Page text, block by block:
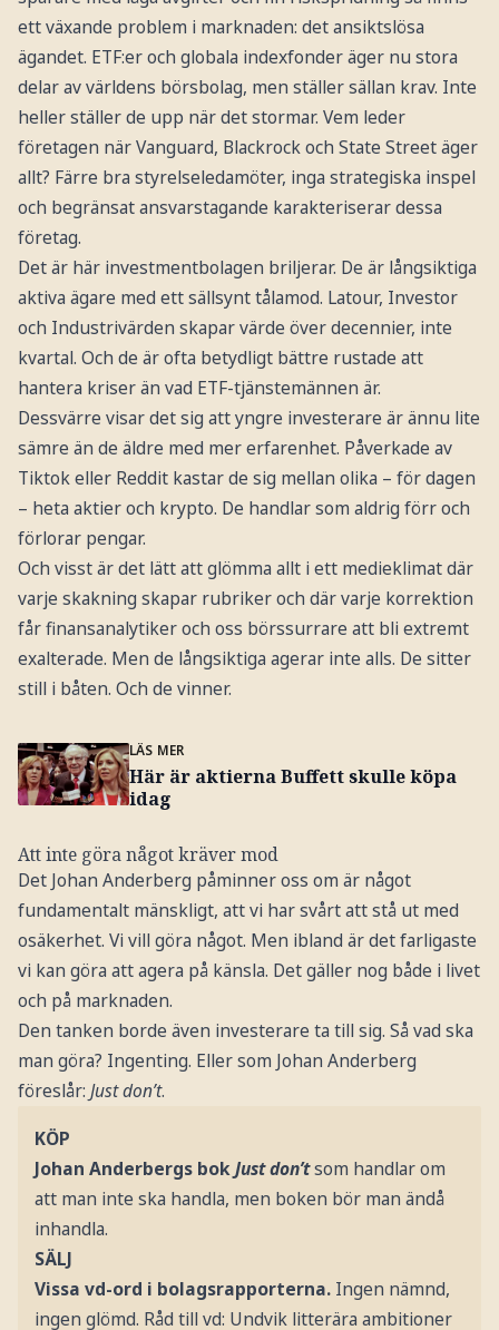
ett växande problem i marknaden: det ansiktslösa
ägandet. ETF:er och globala indexfonder äger nu stora
delar av världens börsbolag, men ställer sällan krav. Inte
heller ställer de upp när det stormar. Vem leder
företagen när Vanguard, Blackrock och State Street äger
allt? Färre bra styrelseledamöter, inga strategiska inspel
och begränsat ansvarstagande karakteriserar dessa
företag.
Det är här investmentbolagen briljerar. De är långsiktiga
aktiva ägare med ett sällsynt tålamod. Latour, Investor
och Industrivärden skapar värde över decennier, inte
kvartal. Och de är ofta betydligt bättre rustade att
hantera kriser än vad ETF-tjänstemännen är.
Dessvärre visar det sig att yngre investerare är ännu lite
sämre än de äldre med mer erfarenhet. Påverkade av
Tiktok eller Reddit kastar de sig mellan olika – för dagen
– heta aktier och krypto. De handlar som aldrig förr och
förlorar pengar.
Och visst är det lätt att glömma allt i ett medieklimat där
varje skakning skapar rubriker och där varje korrektion
får finansanalytiker och oss börssurrare att bli extremt
exalterade. Men de långsiktiga agerar inte alls. De sitter
still i båten. Och de vinner.
LÄS MER
Här är aktierna Buffett skulle köpa
idag
Att inte göra något kräver mod
Det Johan Anderberg påminner oss om är något
fundamentalt mänskligt, att vi har svårt att stå ut med
osäkerhet. Vi vill göra något. Men ibland är det farligaste
vi kan göra att agera på känsla. Det gäller nog både i livet
och på marknaden.
Den tanken borde även investerare ta till sig. Så vad ska
man göra? Ingenting. Eller som Johan Anderberg
föreslår: Just don’t.
KÖP
Johan Anderbergs bokJust don’tsom handlar om
att man inte ska handla, men boken bör man ändå
inhandla.
SÄLJ
Vissa vd-ord i bolagsrapporterna. Ingen nämnd,
ingen glömd. Råd till vd: Undvik litterära ambitioner